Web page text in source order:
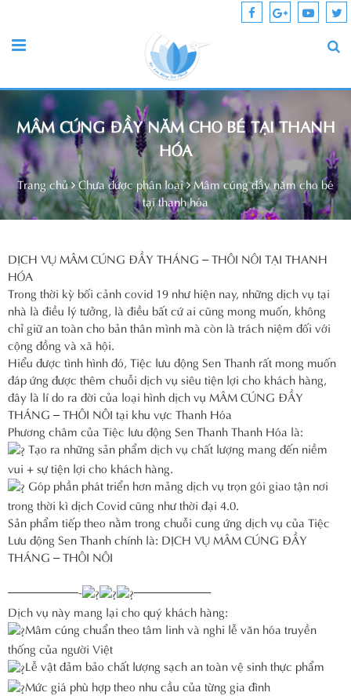
MÂM CÚNG ĐẦY NĂM CHO BÉ TẠI THANH
HÓA
Trang chủ Chưa được phân loại Mâm cúng đầy năm cho bé
tại thanh hóa
DỊCH VỤ MÂM CÚNG ĐẦY THÁNG – THÔI NÔI TẠI THANH
HÓA
Trong thời kỳ bối cảnh covid 19 như hiện nay, những dịch vụ tại
nhà là điều lý tưởng, là điều bất cứ ai cũng mong muốn, không
chỉ giữ an toàn cho bản thân mình mà còn là trách niệm đối với
cộng đồng và xã hội.
Hiểu được tình hình đó, Tiệc lưu động Sen Thanh rất mong muốn
đáp ứng được thêm chuỗi dịch vụ siêu tiện lợi cho khách hàng,
đây là lí do ra đời của loại hình dịch vụ MÂM CÚNG ĐẦY
THÁNG – THÔI NÔI tại khu vực Thanh Hóa
Phương châm của Tiệc lưu động Sen Thanh Thanh Hóa là:
Tạo ra những sản phẩm dịch vụ chất lượng mang đến niềm
vui + sự tiện lợi cho khách hàng.
Góp phần phát triển hơn mảng dịch vụ trọn gói giao tận nơi
trong thời kì dịch Covid cũng như thời đại 4.0.
Sản phẩm tiếp theo nằm trong chuỗi cung ứng dịch vụ của Tiệc
Lưu động Sen Thanh chính là: DỊCH VỤ MÂM CÚNG ĐẦY
THÁNG – THÔI NÔI
——————-
——————–
Dịch vụ này mang lại cho quý khách hàng:
Mâm cúng chuẩn theo tâm linh và nghi lễ văn hóa truyền
thống của người Việt
Lễ vật đảm bảo chất lượng sạch an toàn vệ sinh thực phẩm
Mức giá phù hợp theo nhu cầu của từng gia đình